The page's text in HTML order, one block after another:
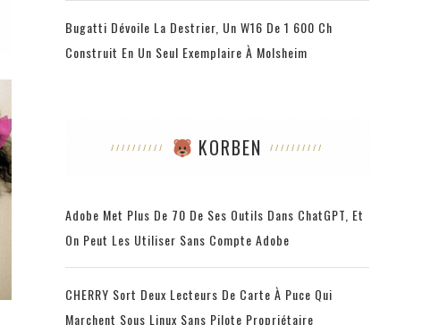
Bugatti Dévoile La Destrier, Un W16 De 1 600 Ch
Construit En Un Seul Exemplaire À Molsheim
KORBEN
Adobe Met Plus De 70 De Ses Outils Dans ChatGPT, Et
On Peut Les Utiliser Sans Compte Adobe
CHERRY Sort Deux Lecteurs De Carte À Puce Qui
Marchent Sous Linux Sans Pilote Propriétaire